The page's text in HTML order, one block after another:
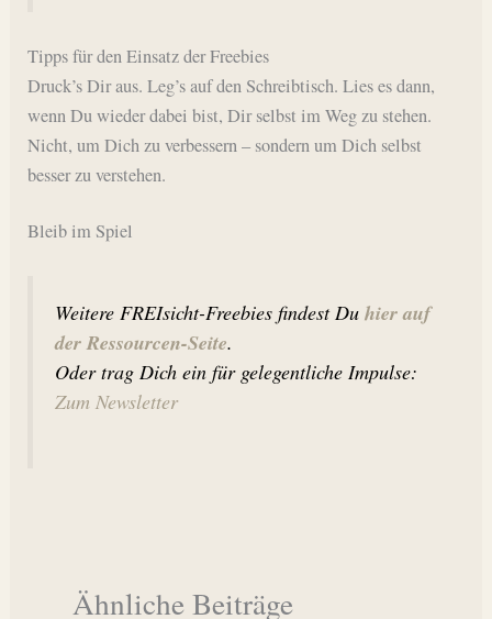
Tipps für den Einsatz der Freebies
Druck’s Dir aus. Leg’s auf den Schreibtisch. Lies es dann,
wenn Du wieder dabei bist, Dir selbst im Weg zu stehen.
Nicht, um Dich zu verbessern – sondern um Dich selbst
besser zu verstehen.
Bleib im Spiel
Weitere FREIsicht-Freebies findest Duhier auf
der Ressourcen-Seite.
Oder trag Dich ein für gelegentliche Impulse:
Zum Newsletter
Ähnliche Beiträge